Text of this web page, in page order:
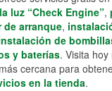
luz “Check Engine”,
arranque,
de
y baterías. Visita
cercana para
en la tienda.